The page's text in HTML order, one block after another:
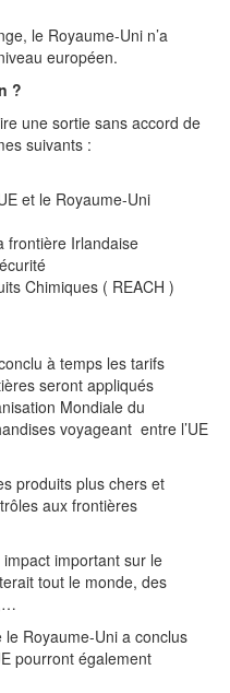
le Royaume-Uni n’a
européen.
?
une sortie sans accord de
suivants :
et le Royaume-Uni
frontière Irlandaise
Chimiques ( REACH )
à temps les tarifs
seront appliqués
Mondiale du
voyageant entre l’UE
produits plus chers et
aux frontières
important sur le
tout le monde, des
Royaume-Uni a conclus
pourront également